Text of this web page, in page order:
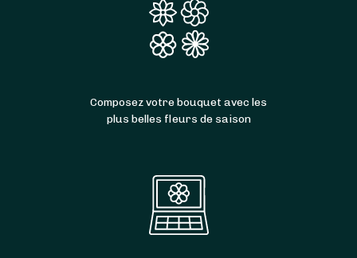
Composez votre bouquet avec les
plus belles fleurs de saison